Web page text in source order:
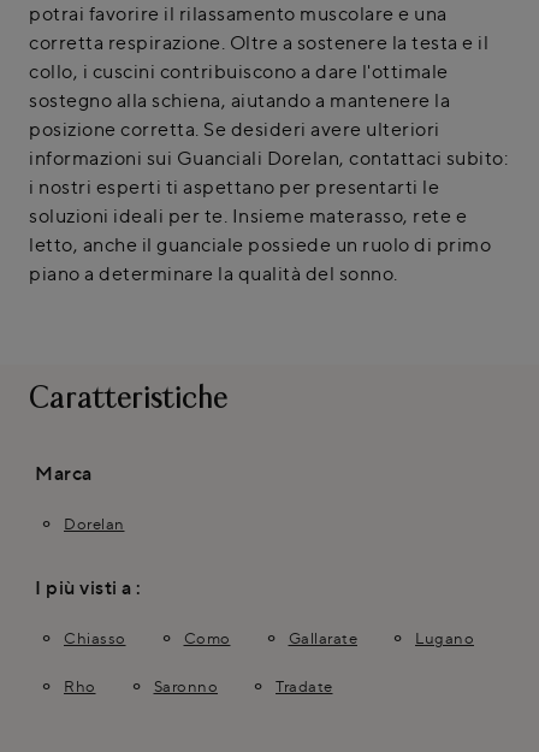
potrai favorire il rilassamento muscolare e una
corretta respirazione. Oltre a sostenere la testa e il
collo, i cuscini contribuiscono a dare l'ottimale
sostegno alla schiena, aiutando a mantenere la
posizione corretta. Se desideri avere ulteriori
informazioni sui Guanciali Dorelan, contattaci subito:
i nostri esperti ti aspettano per presentarti le
soluzioni ideali per te. Insieme materasso, rete e
letto, anche il guanciale possiede un ruolo di primo
piano a determinare la qualità del sonno.
Caratteristiche
Marca
Dorelan
I più visti a :
Chiasso Como Gallarate Lugano
Rho Saronno Tradate